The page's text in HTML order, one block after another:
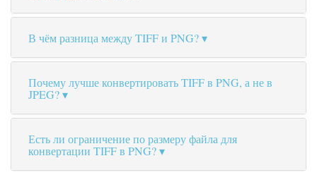
В чём разница между TIFF и PNG?
Почему лучше конвертировать TIFF в PNG, а не в
JPEG?
Есть ли ограничение по размеру файла для
конвертации TIFF в PNG?